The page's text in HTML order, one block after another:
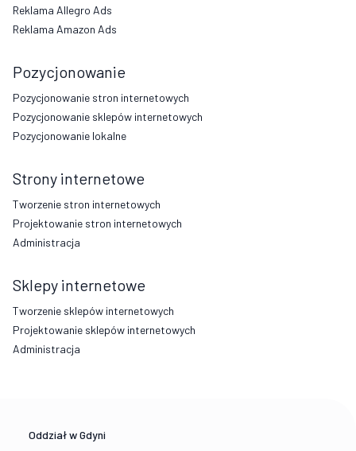
Reklama Allegro Ads
Reklama Amazon Ads
Pozycjonowanie
Pozycjonowanie stron internetowych
Pozycjonowanie sklepów internetowych
Pozycjonowanie lokalne
Strony internetowe
Tworzenie stron internetowych
Projektowanie stron internetowych
Administracja
Sklepy internetowe
Tworzenie sklepów internetowych
Projektowanie sklepów internetowych
Administracja
Oddział w Gdyni